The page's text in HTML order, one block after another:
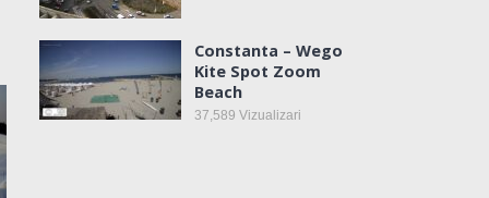
Constanta – Wego
Kite Spot Zoom
Beach
37,589 Vizualizari